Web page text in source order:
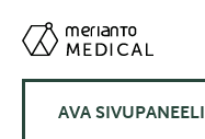
AVA SIVUPANEELI